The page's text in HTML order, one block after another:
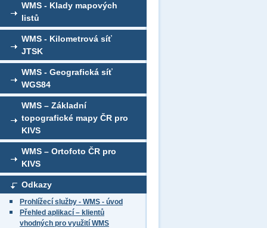
WMS - Klady mapových
listů
WMS - Kilometrová síť
JTSK
WMS - Geografická síť
WGS84
WMS – Základní
topografické mapy ČR pro
KIVS
WMS – Ortofoto ČR pro
KIVS
Odkazy
Prohlížecí služby - WMS - úvod
Přehled aplikací – klientů
vhodných pro využití WMS